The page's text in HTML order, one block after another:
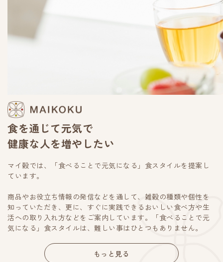
食を通じて元気で
健康な人を増やしたい
マイ穀では、「食べることで元気になる」食スタイルを提案し
ています。
商品やお役立ち情報の発信などを通して、雑穀の種類や個性を
知っていただき、更に、すぐに実践できるおいしい食べ方や生
活への取り入れ方などをご案内しています。「食べることで元
気になる」食スタイルは、難しい事はひとつもありません。
もっと見る